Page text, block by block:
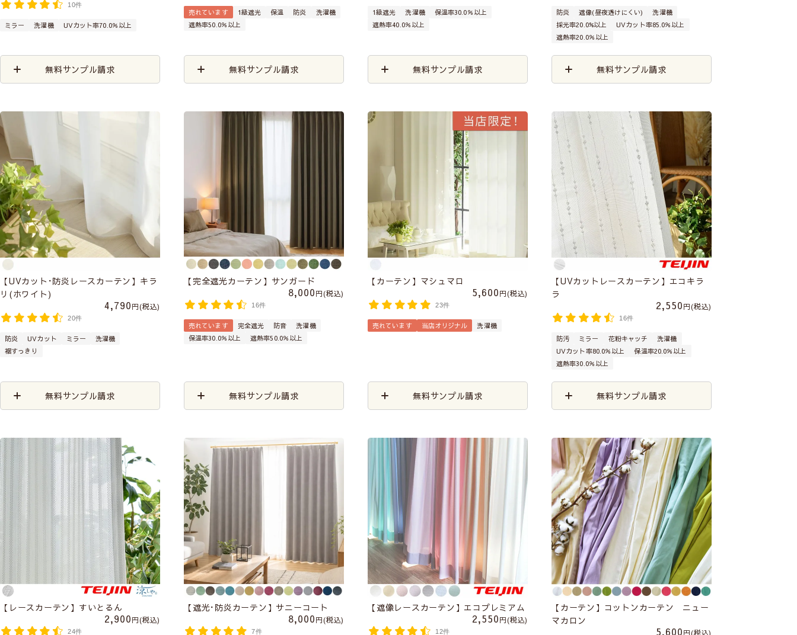
10件
ミラー 洗濯機 UVカット率70.0％以上
無料サンプル請求
売れています 1級遮光 保温 防炎
洗濯機
遮熱率50.0％以上
無料サンプル請求
1級遮光 洗濯機
保温率30.0％以上
遮熱率40.0％以上
無料サンプル請求
防炎 遮像(昼夜透けにくい)
洗濯機
採光率20.0%以上
UVカット率85.0％以上
遮熱率20.0％以上
無料サンプル請求
【UVカット･防炎レースカーテン】キラ
リ(ホワイト)
4,790 税込
20件
防炎 UVカット ミラー
洗濯機
裾すっきり
無料サンプル請求
【完全遮光カーテン】サンガード
8,000 税込
16件
売れています 完全遮光 防音
洗濯機
保温率30.0％以上
遮熱率50.0％以上
無料サンプル請求
【カーテン】マシュマロ
5,600 税込
23件
売れています 当店オリジナル 洗濯機
無料サンプル請求
【UVカットレースカーテン】エコキラ
ラ
2,550 税込
16件
防汚 ミラー 花粉キャッチ
洗濯機
UVカット率80.0％以上
保温率20.0％以上
遮熱率30.0％以上
無料サンプル請求
【レースカーテン】すいとるん
2,900 税込
24件
【遮光･防炎カーテン】サニーコート
8,000 税込
7件
【遮像レースカーテン】エコプレミアム
2,550 税込
12件
【カーテン】コットンカーテン ニュー
マカロン
5,600 税込